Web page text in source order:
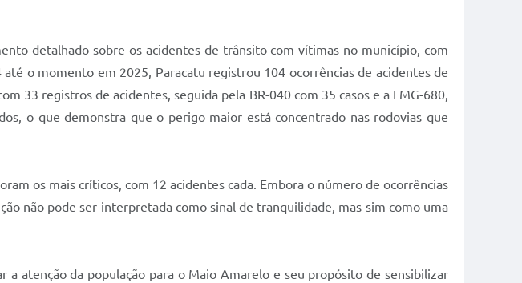
detalhado sobre os acidentes de trânsito com vítimas no município, com
o momento em 2025, Paracatu registrou 104 ocorrências de acidentes de
33 registros de acidentes, seguida pela BR-040 com 35 casos e a LMG-680,
o que demonstra que o perigo maior está concentrado nas rodovias que
os mais críticos, com 12 acidentes cada. Embora o número de ocorrências
não pode ser interpretada como sinal de tranquilidade, mas sim como uma
a atenção da população para o Maio Amarelo e seu propósito de sensibilizar